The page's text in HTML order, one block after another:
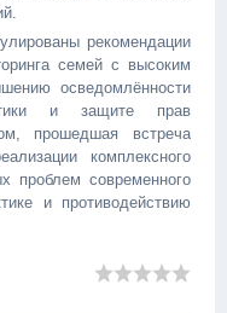
рекомендации
семей с высоким
осведомлённости
и защите прав
прошедшая встреча
комплексного
проблем современного
и противодействию